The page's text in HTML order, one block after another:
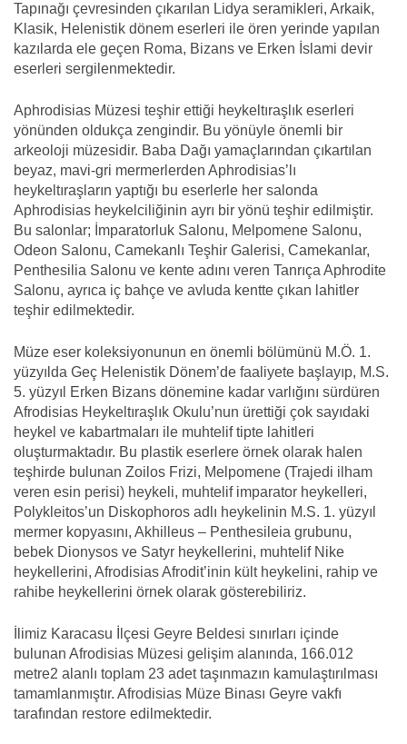
Tapınağı çevresinden çıkarılan Lidya seramikleri, Arkaik,
Klasik, Helenistik dönem eserleri ile ören yerinde yapılan
kazılarda ele geçen Roma, Bizans ve Erken İslami devir
eserleri sergilenmektedir.
Aphrodisias Müzesi teşhir ettiği heykeltıraşlık eserleri
yönünden oldukça zengindir. Bu yönüyle önemli bir
arkeoloji müzesidir. Baba Dağı yamaçlarından çıkartılan
beyaz, mavi-gri mermerlerden Aphrodisias’lı
heykeltıraşların yaptığı bu eserlerle her salonda
Aphrodisias heykelciliğinin ayrı bir yönü teşhir edilmiştir.
Bu salonlar; İmparatorluk Salonu, Melpomene Salonu,
Odeon Salonu, Camekanlı Teşhir Galerisi, Camekanlar,
Penthesilia Salonu ve kente adını veren Tanrıça Aphrodite
Salonu, ayrıca iç bahçe ve avluda kentte çıkan lahitler
teşhir edilmektedir.
Müze eser koleksiyonunun en önemli bölümünü M.Ö. 1.
yüzyılda Geç Helenistik Dönem’de faaliyete başlayıp, M.S.
5. yüzyıl Erken Bizans dönemine kadar varlığını sürdüren
Afrodisias Heykeltıraşlık Okulu’nun ürettiği çok sayıdaki
heykel ve kabartmaları ile muhtelif tipte lahitleri
oluşturmaktadır. Bu plastik eserlere örnek olarak halen
teşhirde bulunan Zoilos Frizi, Melpomene (Trajedi ilham
veren esin perisi) heykeli, muhtelif imparator heykelleri,
Polykleitos’un Diskophoros adlı heykelinin M.S. 1. yüzyıl
mermer kopyasını, Akhilleus – Penthesileia grubunu,
bebek Dionysos ve Satyr heykellerini, muhtelif Nike
heykellerini, Afrodisias Afrodit’inin kült heykelini, rahip ve
rahibe heykellerini örnek olarak gösterebiliriz.
İlimiz Karacasu İlçesi Geyre Beldesi sınırları içinde
bulunan Afrodisias Müzesi gelişim alanında, 166.012
metre2 alanlı toplam 23 adet taşınmazın kamulaştırılması
tamamlanmıştır. Afrodisias Müze Binası Geyre vakfı
tarafından restore edilmektedir.